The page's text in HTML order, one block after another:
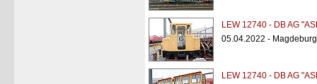
LEW 12740 - DB AG
05.04.2022 -
LEW 12740 - DB AG